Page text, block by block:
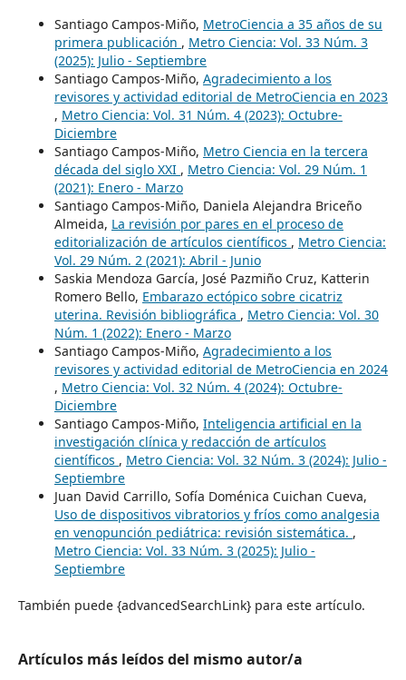
Santiago Campos-Miño, MetroCiencia a 35 años de su
primera publicación , Metro Ciencia: Vol. 33 Núm. 3
(2025): Julio - Septiembre
Santiago Campos-Miño, Agradecimiento a los
revisores y actividad editorial de MetroCiencia en 2023
, Metro Ciencia: Vol. 31 Núm. 4 (2023): Octubre-
Diciembre
Santiago Campos-Miño, Metro Ciencia en la tercera
década del siglo XXI , Metro Ciencia: Vol. 29 Núm. 1
(2021): Enero - Marzo
Santiago Campos-Miño, Daniela Alejandra Briceño
Almeida, La revisión por pares en el proceso de
editorialización de artículos científicos , Metro Ciencia:
Vol. 29 Núm. 2 (2021): Abril - Junio
Saskia Mendoza García, José Pazmiño Cruz, Katterin
Romero Bello, Embarazo ectópico sobre cicatriz
uterina. Revisión bibliográfica , Metro Ciencia: Vol. 30
Núm. 1 (2022): Enero - Marzo
Santiago Campos-Miño, Agradecimiento a los
revisores y actividad editorial de MetroCiencia en 2024
, Metro Ciencia: Vol. 32 Núm. 4 (2024): Octubre-
Diciembre
Santiago Campos-Miño, Inteligencia artificial en la
investigación clínica y redacción de artículos
científicos , Metro Ciencia: Vol. 32 Núm. 3 (2024): Julio -
Septiembre
Juan David Carrillo, Sofía Doménica Cuichan Cueva,
Uso de dispositivos vibratorios y fríos como analgesia
en venopunción pediátrica: revisión sistemática. ,
Metro Ciencia: Vol. 33 Núm. 3 (2025): Julio -
Septiembre
También puede {advancedSearchLink} para este artículo.
Artículos más leídos del mismo autor/a